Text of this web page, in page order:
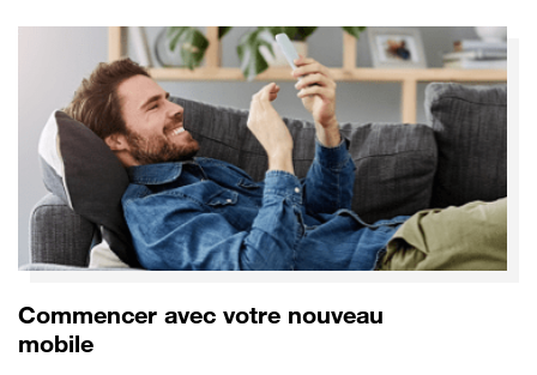
Commencer avec votre nouveau
mobile